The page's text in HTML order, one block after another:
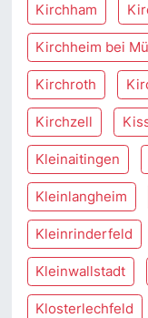
Kirchham
Kirchheim bei
Kirchroth
Kirchzell
Kleinaitingen
Kleinlangheim
Kleinrinderfeld
Kleinwallstadt
Klosterlechfeld